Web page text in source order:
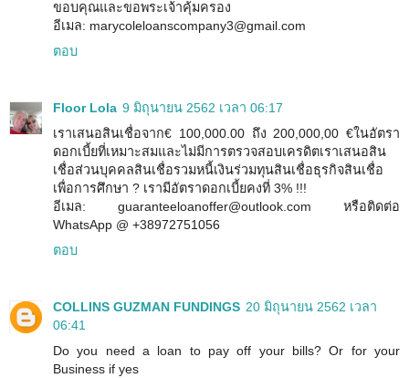
ขอบคุณและขอพระเจ้าคุ้มครอง
อีเมล: marycoleloanscompany3@gmail.com
ตอบ
Floor Lola 9 มิถุนายน 2562 เวลา 06:17
เราเสนอสินเชื่อจาก€ 100,000.00 ถึง 200,000,00 €ในอัตรา
ดอกเบี้ยที่เหมาะสมและไม่มีการตรวจสอบเครดิตเราเสนอสิน
เชื่อส่วนบุคคลสินเชื่อรวมหนี้เงินร่วมทุนสินเชื่อธุรกิจสินเชื่อ
เพื่อการศึกษา ? เรามีอัตราดอกเบี้ยคงที่ 3% !!!
อีเมล: guaranteeloanoffer@outlook.com หรือติดต่อ
WhatsApp @ +38972751056
ตอบ
COLLINS GUZMAN FUNDINGS 20 มิถุนายน 2562 เวลา
06:41
Do you need a loan to pay off your bills? Or for your
Business if yes